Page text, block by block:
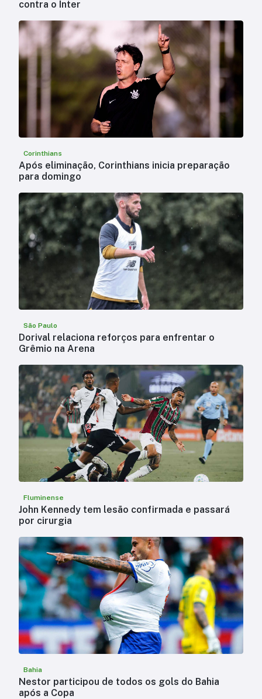
contra o Inter
Corinthians
Após eliminação, Corinthians inicia preparação
para domingo
São Paulo
Dorival relaciona reforços para enfrentar o
Grêmio na Arena
Fluminense
John Kennedy tem lesão confirmada e passará
por cirurgia
Bahia
Nestor participou de todos os gols do Bahia
após a Copa